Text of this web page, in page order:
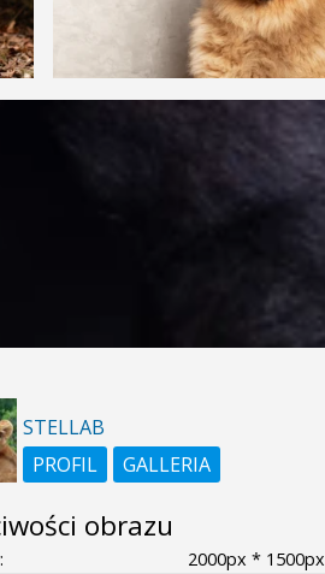
STELLAB
PROFIL
GALLERIA
obrazu
2000px * 1500px